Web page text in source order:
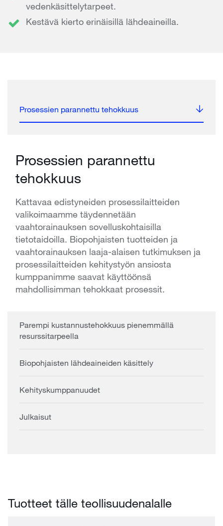
vedenkäsittelytarpeet.
Kestävä kierto erinäisillä lähdeaineilla.
Prosessien parannettu tehokkuus
Prosessien parannettu
tehokkuus
Kattavaa edistyneiden prosessilaitteiden
valikoimaamme täydennetään
vaahtorainauksen sovelluskohtaisilla
tietotaidoilla. Biopohjaisten tuotteiden ja
vaahtorainauksen laaja-alaisen tutkimuksen ja
prosessilaitteiden kehitystyön ansiosta
kumppanimme saavat käyttöönsä
mahdollisimman tehokkaat prosessit.
Parempi kustannustehokkuus pienemmällä
resurssitarpeella
Biopohjaisten lähdeaineiden käsittely
Kehityskumppanuudet
Julkaisut
Tuotteet tälle teollisuudenalalle